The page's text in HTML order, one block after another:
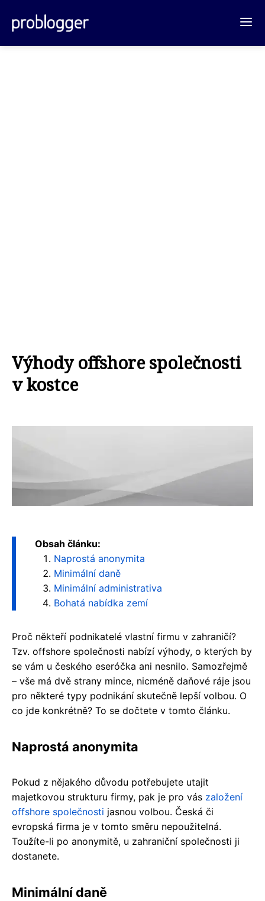
Výhody offshore společnosti
v kostce
Obsah článku:
Naprostá anonymita
Minimální daně
Minimální administrativa
Bohatá nabídka zemí
Proč někteří podnikatelé vlastní firmu v zahraničí?
Tzv. offshore společnosti nabízí výhody, o kterých by
se vám u českého eseróčka ani nesnilo. Samozřejmě
– vše má dvě strany mince, nicméně daňové ráje jsou
pro některé typy podnikání skutečně lepší volbou. O
co jde konkrétně? To se dočtete v tomto článku.
Naprostá anonymita
Pokud z nějakého důvodu potřebujete utajit
majetkovou strukturu firmy, pak je pro vás založení
offshore společnosti jasnou volbou. Česká či
evropská firma je v tomto směru nepoužitelná.
Toužíte-li po anonymitě, u zahraniční společnosti ji
dostanete.
Minimální daně